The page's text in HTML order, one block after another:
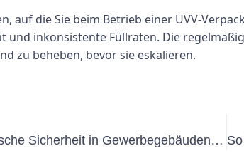
auf die Sie beim Betrieb einer UVV-
und inkonsistente Füllraten. Die
zu beheben, bevor sie eskalieren.
Wie VDE 544 die elektrische Sicherheit in Gewerbegebäuden gewährleistet